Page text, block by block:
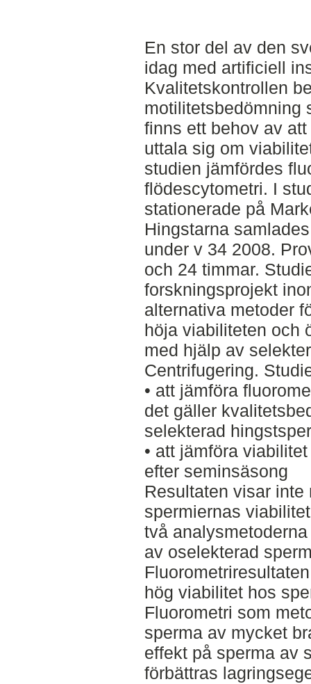
En stor del av den
idag med artificiell
Kvalitetskontrollen
motilitetsbedömning
finns ett behov av
uttala sig om
studien jämfördes
flödescytometri. I
stationerade på
Hingstarna
under v 34 2008.
och 24 timmar.
forskningsprojekt
alternativa metoder
höja viabiliteten och
med hjälp av
Centrifugering.
• att jämföra
det gäller
selekterad
• att jämföra
efter seminsäsong
Resultaten visar
spermiernas
två
av oselekterad
hög viabilitet hos
Fluorometri som
sperma av mycket
effekt på sperma av
förbättras